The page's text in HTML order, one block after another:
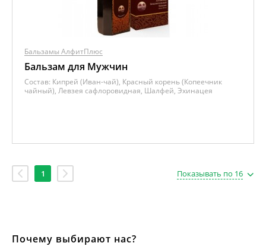
Бальзамы АлфитПлюс
Бальзам для Мужчин
Состав: Кипрей (Иван-чай), Красный корень (Копеечник
чайный), Левзея сафлоровидная, Шалфей, Эхинацея
1 Показывать по 16
Почему выбирают нас?